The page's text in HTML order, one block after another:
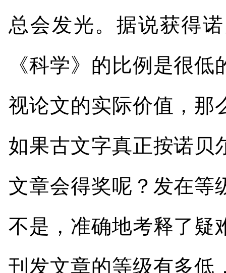
总会发光。据说获得
《科学》的比例是很
视论文的实际价值，那
如果古文字真正按诺贝
文章会得奖呢？发在等
不是，准确地考释了疑
刊发文章的等级有多低